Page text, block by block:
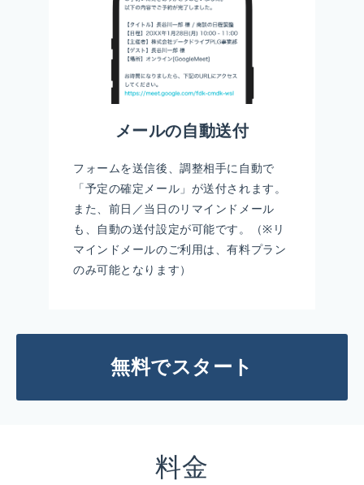
メールの自動送付
フォームを送信後、調整相手に自動で
「予定の確定メール」が送付されます。
また、前日／当日のリマインドメール
も、自動の送付設定が可能です。（※リ
マインドメールのご利用は、有料プラン
のみ可能となります）
無料でスタート
料金